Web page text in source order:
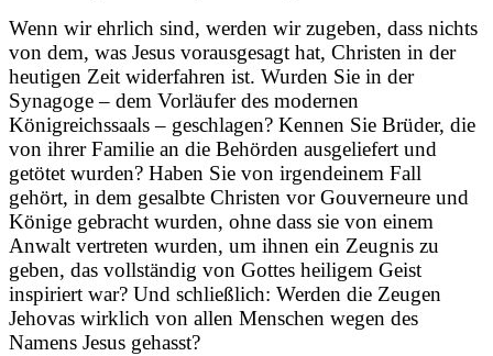
Wenn wir ehrlich sind, werden wir zugeben, dass nichts
von dem, was Jesus vorausgesagt hat, Christen in der
heutigen Zeit widerfahren ist. Wurden Sie in der
Synagoge – dem Vorläufer des modernen
Königreichssaals – geschlagen? Kennen Sie Brüder, die
von ihrer Familie an die Behörden ausgeliefert und
getötet wurden? Haben Sie von irgendeinem Fall
gehört, in dem gesalbte Christen vor Gouverneure und
Könige gebracht wurden, ohne dass sie von einem
Anwalt vertreten wurden, um ihnen ein Zeugnis zu
geben, das vollständig von Gottes heiligem Geist
inspiriert war? Und schließlich: Werden die Zeugen
Jehovas wirklich von allen Menschen wegen des
Namens Jesus gehasst?